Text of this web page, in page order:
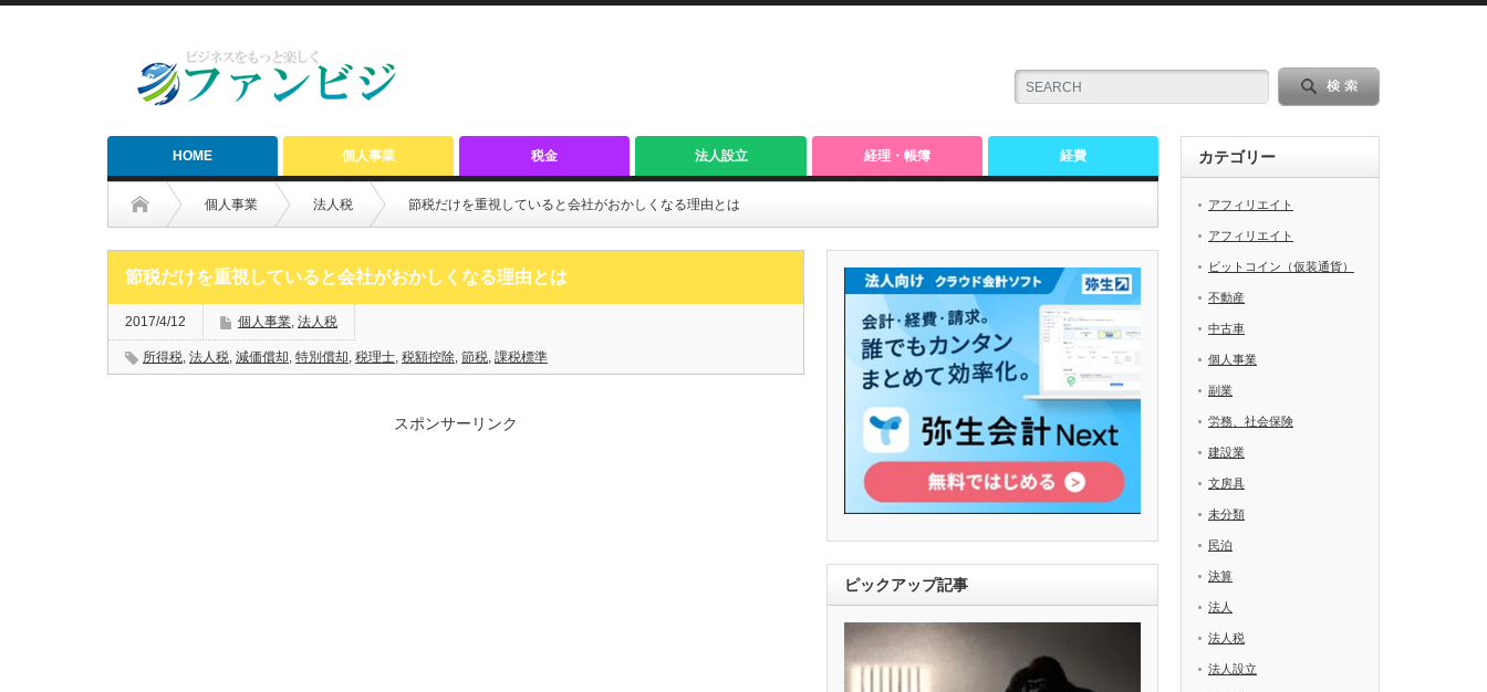
HOME 個人事業 税金 法人設立 経理・帳簿 経費
個人事業 法人税 節税だけを重視していると会社がおかしくなる理由とは
節税だけを重視していると会社がおかしくなる理由とは
2017/4/12 個人事業, 法人税
所得税, 法人税, 減価償却, 特別償却, 税理士, 税額控除, 節税, 課税標準
スポンサーリンク
ピックアップ記事
カテゴリー
アフィリエイト
アフィリエイト
ビットコイン（仮装通貨）
不動産
中古車
個人事業
副業
労務、社会保険
建設業
文房具
未分類
民泊
決算
法人
法人税
法人設立